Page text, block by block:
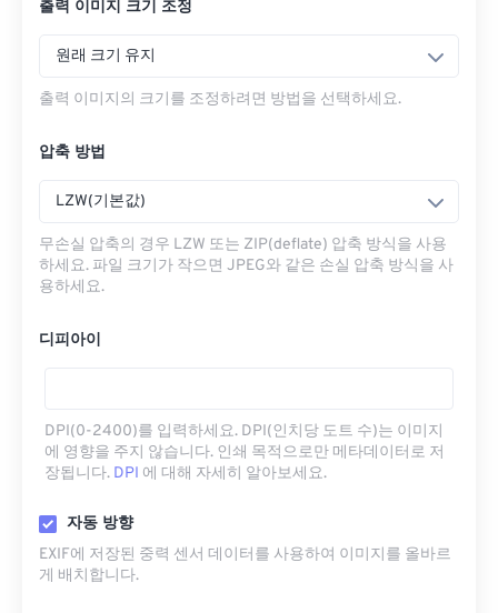
출력 이미지 크기 조정
원래 크기 유지
출력 이미지의 크기를 조정하려면 방법을 선택하세요.
압축 방법
LZW(기본값)
무손실 압축의 경우 LZW 또는 ZIP(deflate) 압축 방식을 사용
하세요. 파일 크기가 작으면 JPEG와 같은 손실 압축 방식을 사
용하세요.
디피아이
DPI(0-2400)를 입력하세요. DPI(인치당 도트 수)는 이미지
에 영향을 주지 않습니다. 인쇄 목적으로만 메타데이터로 저
장됩니다. DPI 에 대해 자세히 알아보세요.
자동 방향
EXIF에 저장된 중력 센서 데이터를 사용하여 이미지를 올바르
게 배치합니다.